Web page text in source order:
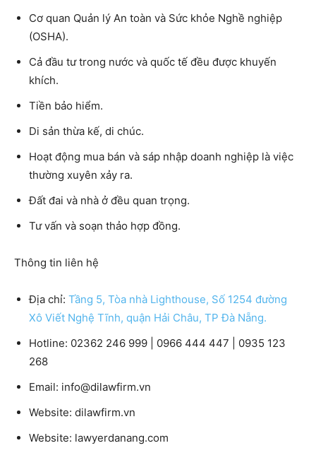
Cơ quan Quản lý An toàn và Sức khỏe Nghề nghiệp
(OSHA).
Cả đầu tư trong nước và quốc tế đều được khuyến
khích.
Tiền bảo hiểm.
Di sản thừa kế, di chúc.
Hoạt động mua bán và sáp nhập doanh nghiệp là việc
thường xuyên xảy ra.
Đất đai và nhà ở đều quan trọng.
Tư vấn và soạn thảo hợp đồng.
Thông tin liên hệ
Địa chỉ: Tầng 5, Tòa nhà Lighthouse, Số 1254 đường
Xô Viết Nghệ Tĩnh, quận Hải Châu, TP Đà Nẵng.
Hotline: 02362 246 999 | 0966 444 447 | 0935 123
268
Email: info@dilawfirm.vn
Website: dilawfirm.vn
Website: lawyerdanang.com